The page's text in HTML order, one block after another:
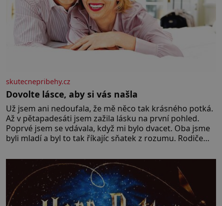
skutecnepribehy.cz
Dovolte lásce, aby si vás našla
Už jsem ani nedoufala, že mě něco tak krásného potká.
Až v pětapadesáti jsem zažila lásku na první pohled.
Poprvé jsem se vdávala, když mi bylo dvacet. Oba jsme
byli mladí a byl to tak říkajíc sňatek z rozumu. Rodiče
muž. Manželství nám oběma moc nesvědčilo, brzy jsme
zjistili, že